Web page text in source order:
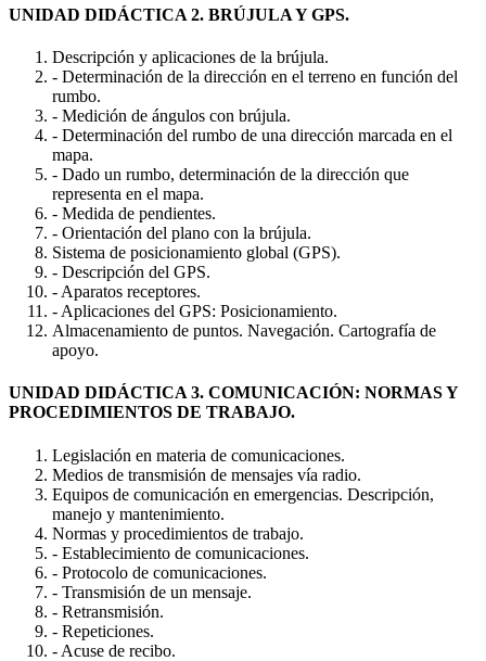
UNIDAD DIDÁCTICA 2. BRÚJULA Y GPS.
Descripción y aplicaciones de la brújula.
- Determinación de la dirección en el terreno en función del
rumbo.
- Medición de ángulos con brújula.
- Determinación del rumbo de una dirección marcada en el
mapa.
- Dado un rumbo, determinación de la dirección que
representa en el mapa.
- Medida de pendientes.
- Orientación del plano con la brújula.
Sistema de posicionamiento global (GPS).
- Descripción del GPS.
- Aparatos receptores.
- Aplicaciones del GPS: Posicionamiento.
Almacenamiento de puntos. Navegación. Cartografía de
apoyo.
UNIDAD DIDÁCTICA 3. COMUNICACIÓN: NORMAS Y
PROCEDIMIENTOS DE TRABAJO.
Legislación en materia de comunicaciones.
Medios de transmisión de mensajes vía radio.
Equipos de comunicación en emergencias. Descripción,
manejo y mantenimiento.
Normas y procedimientos de trabajo.
- Establecimiento de comunicaciones.
- Protocolo de comunicaciones.
- Transmisión de un mensaje.
- Retransmisión.
- Repeticiones.
- Acuse de recibo.